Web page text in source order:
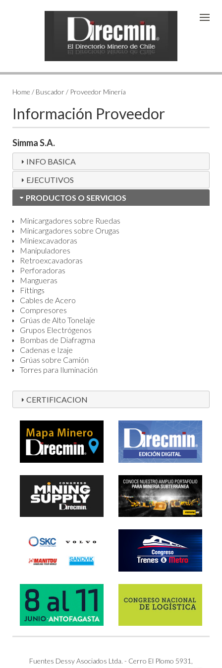
Home / Buscador / Proveedor Minería
Información Proveedor
Simma S.A.
INFO BASICA
EJECUTIVOS
PRODUCTOS O SERVICIOS
Minicargadores sobre Ruedas
Minicargadores sobre Orugas
Miniexcavadoras
Manipuladores
Retroexcavadoras
Perforadoras
Mangueras
Fittings
Cables de Acero
Compresores
Grúas de Alto Tonelaje
Grupos Electrógenos
Bombas de Diafragma
Cadenas e Izaje
Grúas sobre Camión
Torres para Iluminación
CERTIFICACION
Fuentes Dessy Asociados Ltda. - Cerro El Plomo 5931,